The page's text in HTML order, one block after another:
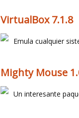
VirtualBox 7.1.8
Emula cualquier
Mighty Mouse
Un interesante